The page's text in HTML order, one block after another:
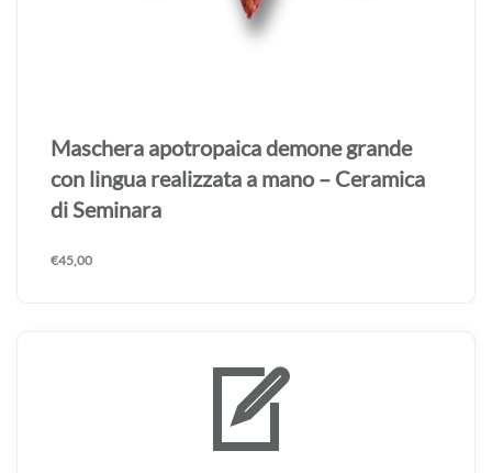
Maschera apotropaica demone grande
con lingua realizzata a mano – Ceramica
di Seminara
€45,00